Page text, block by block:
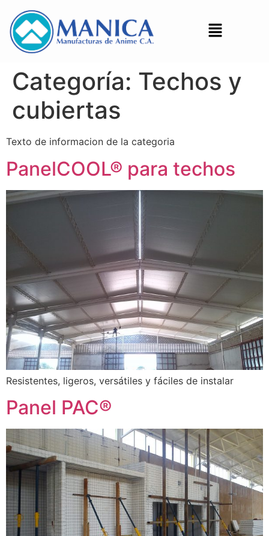
Categoría: Techos y
cubiertas
Texto de informacion de la categoria
PanelCOOL® para techos
Resistentes, ligeros, versátiles y fáciles de instalar
Panel PAC®